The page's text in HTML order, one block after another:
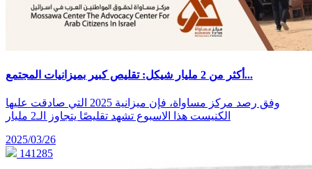
أكثر من 2 مليار شيكل: تقليص كبير بميزانيات المجتمع...
وفق رصد مركز مساواة، فإن ميزانية 2025 التي صادقت عليها
الكنيست هذا الاسبوع تشهد تقليصًا يتجاوز الـ2 مليار
2025/03/26
141285